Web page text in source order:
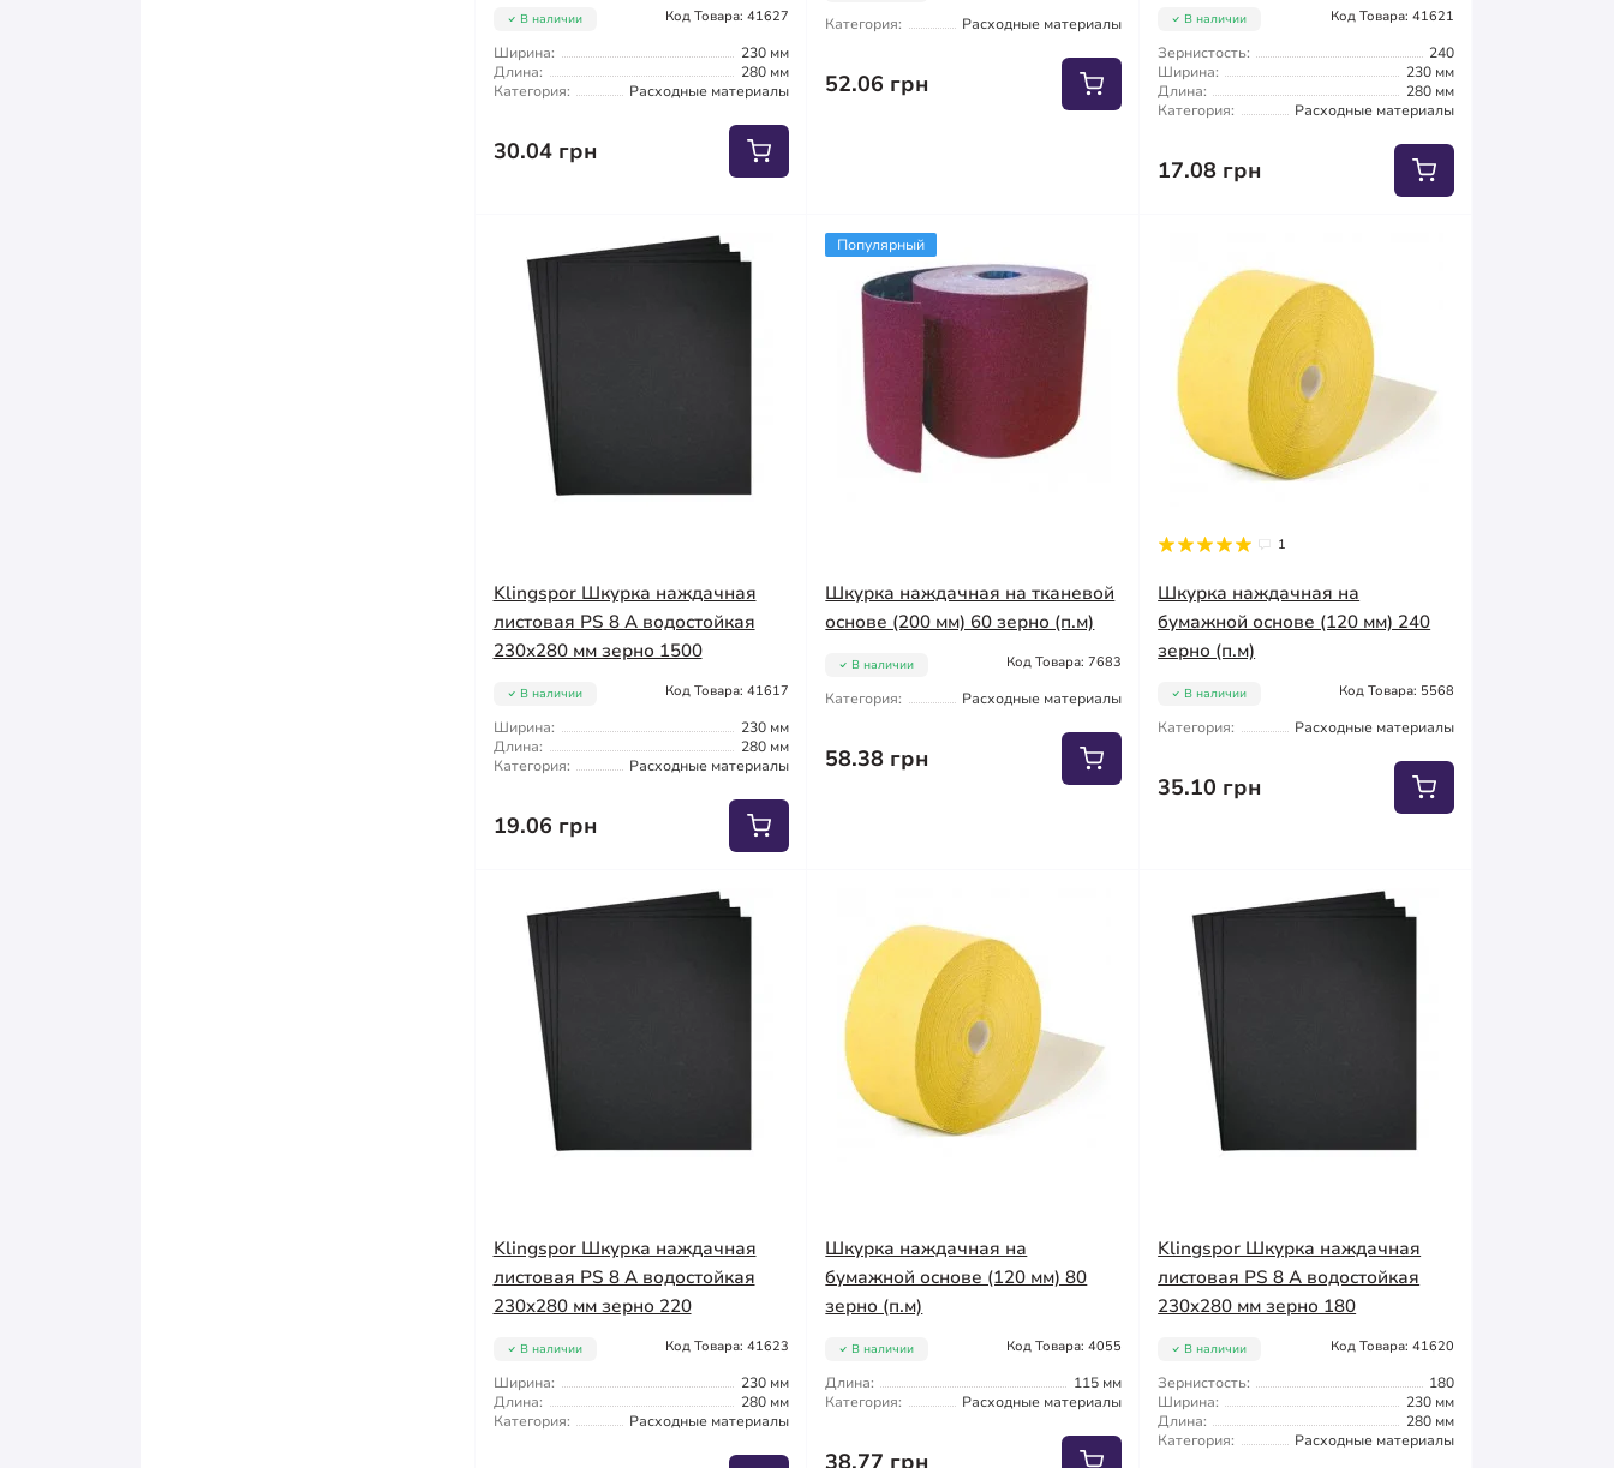
В наличии Код Товара: 41627
Ширина:
230 мм
Длина:
280 мм
Категория:
Расходные материалы
30.04 грн
Категория: Расходные материалы
52.06 грн
В наличии Код Товара: 41621
Зернистость:
240
Ширина:
230 мм
Длина:
280 мм
Категория:
Расходные материалы
17.08 грн
Klingspor Шкурка наждачная
листовая PS 8 A водостойкая
230x280 мм зерно 1500
В наличии Код Товара: 41617
Ширина:
230 мм
Длина:
280 мм
Категория:
Расходные материалы
19.06 грн
Популярный
Шкурка наждачная на тканевой
основе (200 мм) 60 зерно (п.м)
В наличии Код Товара: 7683
Категория: Расходные материалы
58.38 грн
1
Шкурка наждачная на
бумажной основе (120 мм) 240
зерно (п.м)
В наличии Код Товара: 5568
Категория: Расходные материалы
35.10 грн
Klingspor Шкурка наждачная
листовая PS 8 A водостойкая
230x280 мм зерно 220
В наличии Код Товара: 41623
Ширина:
230 мм
Длина:
280 мм
Категория:
Расходные материалы
Шкурка наждачная на
бумажной основе (120 мм) 80
зерно (п.м)
В наличии Код Товара: 4055
Длина:
115 мм
Категория:
Расходные материалы
38.77 грн
Klingspor Шкурка наждачная
листовая PS 8 A водостойкая
230x280 мм зерно 180
В наличии Код Товара: 41620
Зернистость:
180
Ширина:
230 мм
Длина:
280 мм
Категория:
Расходные материалы